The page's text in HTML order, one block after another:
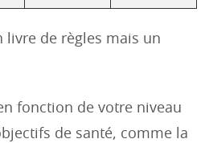
livre de règles mais un
fonction de votre niveau
de santé, comme la